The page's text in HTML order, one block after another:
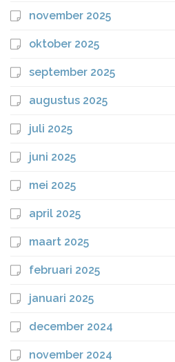
november 2025
oktober 2025
september 2025
augustus 2025
juli 2025
juni 2025
mei 2025
april 2025
maart 2025
februari 2025
januari 2025
december 2024
november 2024